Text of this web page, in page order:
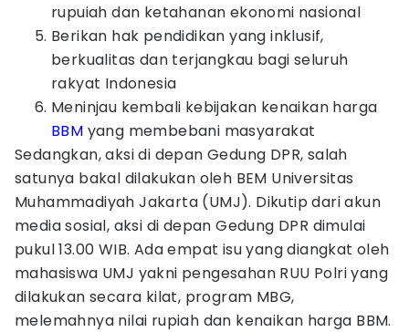
rupuiah dan ketahanan ekonomi nasional
Berikan hak pendidikan yang inklusif,
berkualitas dan terjangkau bagi seluruh
rakyat Indonesia
Meninjau kembali kebijakan kenaikan harga
BBM yang membebani masyarakat
Sedangkan, aksi di depan Gedung DPR, salah
satunya bakal dilakukan oleh BEM Universitas
Muhammadiyah Jakarta (UMJ). Dikutip dari akun
media sosial, aksi di depan Gedung DPR dimulai
pukul 13.00 WIB. Ada empat isu yang diangkat oleh
mahasiswa UMJ yakni pengesahan RUU Polri yang
dilakukan secara kilat, program MBG,
melemahnya nilai rupiah dan kenaikan harga BBM.